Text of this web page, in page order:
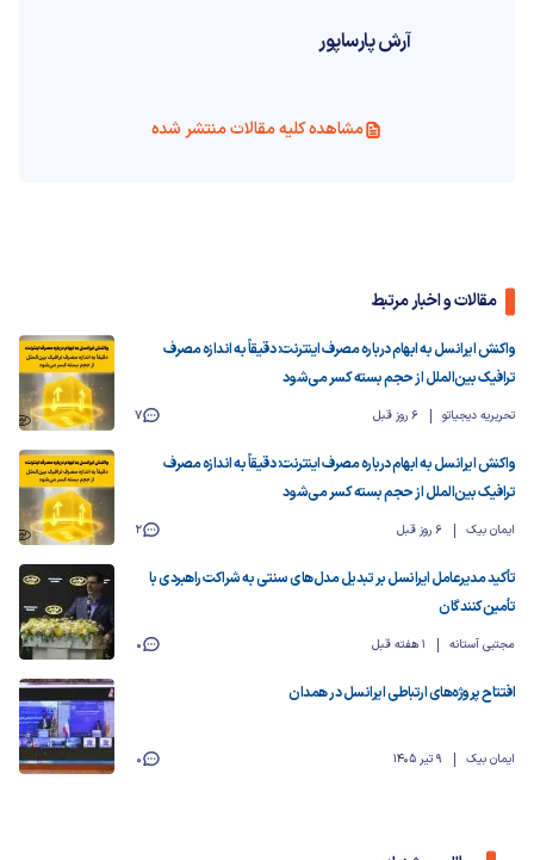
آرش پارساپور
مشاهده کلیه مقالات منتشر شده
مقالات و اخبار مرتبط
واکنش ایرانسل به ابهام درباره مصرف اینترنت: دقیقاً به اندازه مصرف
ترافیک بین‌الملل از حجم بسته کسر می‌شود
تحریریه دیجیاتو 6 روز قبل 7
واکنش ایرانسل به ابهام درباره مصرف اینترنت: دقیقاً به اندازه مصرف
ترافیک بین‌الملل از حجم بسته کسر می‌شود
ایمان بیک 6 روز قبل 2
تأکید مدیرعامل ایرانسل بر تبدیل مدل‌های سنتی به شراکت راهبردی با
تأمین‌کنندگان
مجتبی آستانه 1 هفته قبل 0
افتتاح پروژه‌های ارتباطی ایرانسل در همدان
ایمان بیک 9 تیر 1405 0